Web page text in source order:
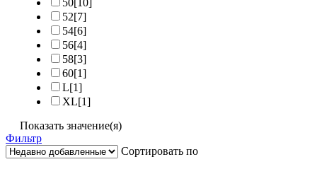
50[10]
52[7]
54[6]
56[4]
58[3]
60[1]
L[1]
XL[1]
Показать значение(я)
Фильтр
Сортировать по